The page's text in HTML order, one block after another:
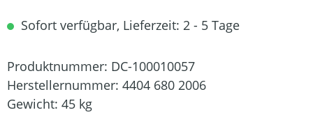
Sofort verfügbar, Lieferzeit: 2 - 5 Tage
Produktnummer: DC-100010057
Herstellernummer: 4404 680 2006
Gewicht: 45 kg